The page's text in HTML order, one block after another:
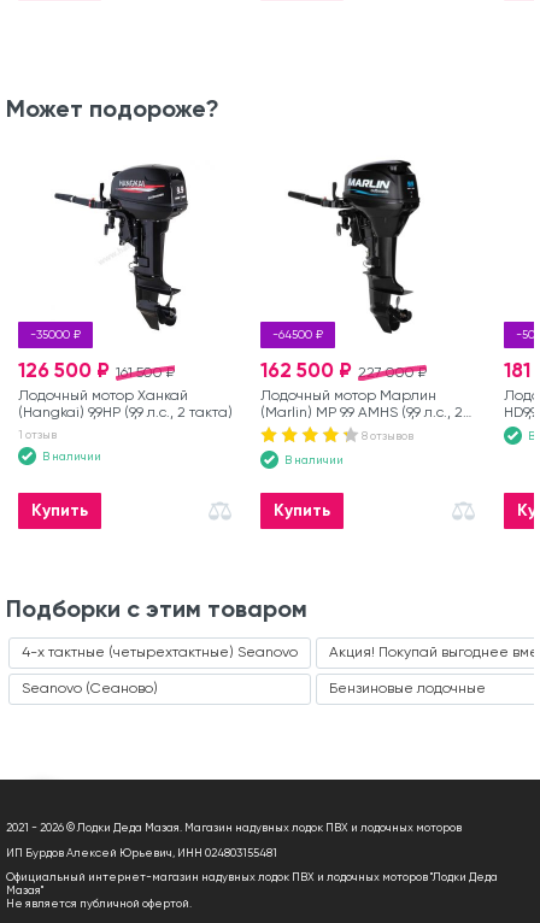
Может подороже?
-35000 ₽
161 500 ₽
126 500 ₽
Лодочный мотор Ханкай
(Hangkai) 9,9HP (9,9 л.с., 2 такта)
1 отзыв
В наличии
Купить
-64500 ₽
227 000 ₽
162 500 ₽
Лодочный мотор Марлин
(Marlin) MP 9.9 AMHS (9,9 л.с., 2
такта)
8 отзывов
В наличии
Купить
-
В
Подборки с этим товаром
4-х тактные (четырехтактные) Seanovo
Seanovo (Сеаново)
Акция! Покупай выгоднее
Бензиновые лодочные
2021 - 2026 © Лодки Деда Мазая. Магазин надувных лодок ПВХ и лодочных моторов
ИП Бурдов Алексей Юрьевич, ИНН 024803155481
Официальный интернет-магазин надувных лодок ПВХ и лодочных моторов "Лодки Деда
Мазая"
Не является публичной офертой.